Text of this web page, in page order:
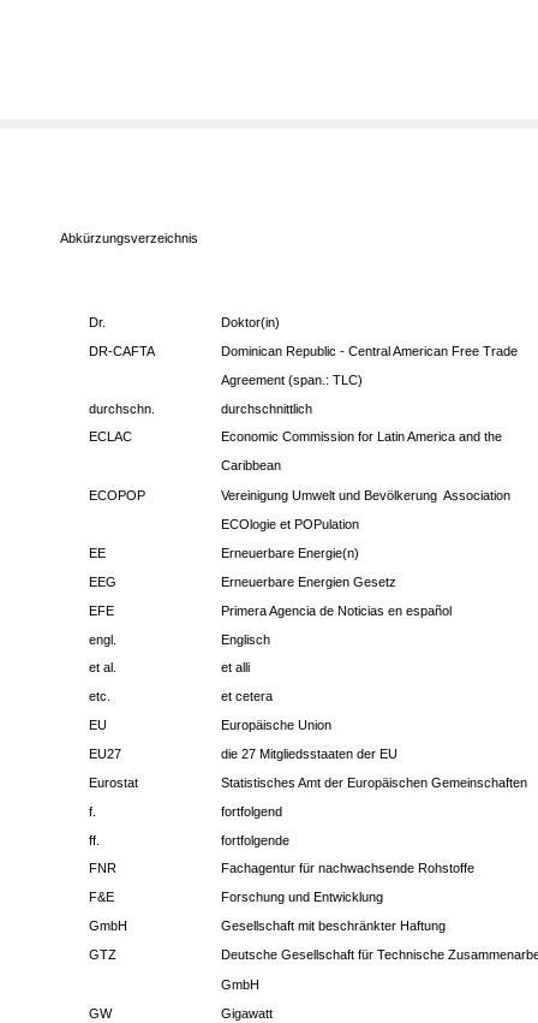
Abkürzungsverzeichnis
Dr. Doktor(in)
DR-CAFTA Dominican Republic - Central American Free Trade
Agreement (span.: TLC)
durchschn.
durchschnittlich
ECLAC
Economic Commission for Latin America and the
Caribbean
ECOPOP Vereinigung Umwelt und Bevölkerung ­ Association
ECOlogie et POPulation
EE Erneuerbare Energie(n)
EEG Erneuerbare Energien Gesetz
EFE Primera Agencia de Noticias en español
engl.
Englisch
et al.
et alli
etc. et cetera
EU Europäische Union
EU27 die 27 Mitgliedsstaaten der EU
Eurostat Statistisches Amt der Europäischen Gemeinschaften
f. fortfolgend
ff.
fortfolgende
FNR
Fachagentur für nachwachsende Rohstoffe
F&E Forschung und Entwicklung
GmbH Gesellschaft mit beschränkter Haftung
GTZ Deutsche Gesellschaft für Technische
GmbH
GW Gigawatt